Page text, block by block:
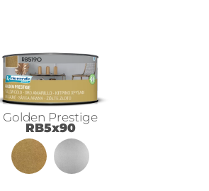
Golden Prestige
RB5x90